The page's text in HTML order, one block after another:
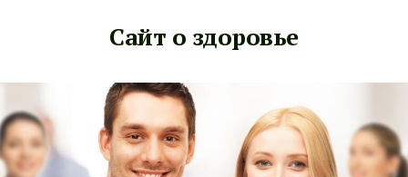
Сайт о здоровье